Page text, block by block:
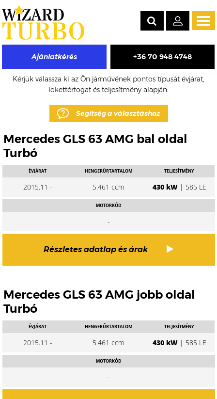
Ajánlatkérés +36 70 948 4748
Mercedes GLS eladó turbó árak
Kérjük válassza ki az Ön járművének pontos típusát évjárat,
lökettérfogat és teljesítmény alapján.
Segítség a választáshoz
Mercedes GLS 63 AMG bal oldal
Turbó
ÉVJÁRAT
2015.11 -
HENGERŰRTARTALOM
5.461 ccm
TELJESÍTMÉNY
430 kW| 585 LE
MOTORKÓD
-
Részletes adatlap és árak
Mercedes GLS 63 AMG jobb oldal
Turbó
ÉVJÁRAT
2015.11 -
HENGERŰRTARTALOM
5.461 ccm
TELJESÍTMÉNY
430 kW| 585 LE
MOTORKÓD
-